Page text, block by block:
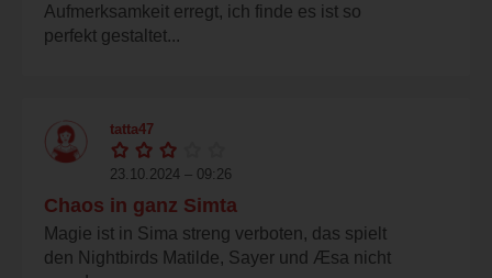
Aufmerksamkeit erregt, ich finde es ist so
perfekt gestaltet...
tatta47
23.10.2024 – 09:26
Chaos in ganz Simta
Magie ist in Sima streng verboten, das spielt
den Nightbirds Matilde, Sayer und Æsa nicht